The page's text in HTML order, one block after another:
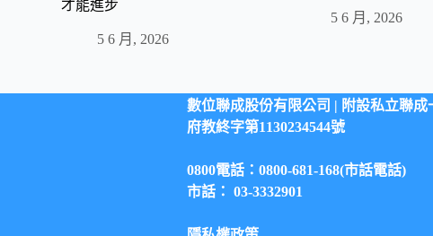
才能進步
5 6 月, 2026
5 6 月, 2026
數位聯成股份有限公司 | 附設私立聯
府教終字第1130234544號
0800電話：0800-681-168(市話電話)
市話： 03-3332901